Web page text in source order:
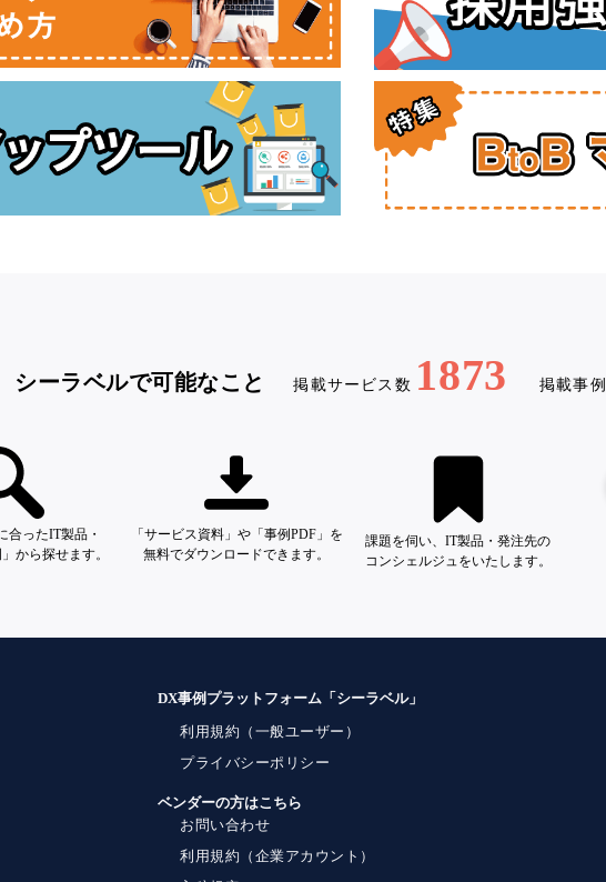
シーラベルで可能なこと 掲載サービス数 1873 掲載事
合ったIT製品・
から探せます。
「サービス資料」や「事例PDF」を
無料でダウンロードできます。
課題を伺い、IT製品・発注先の
コンシェルジュをいたします。
DX事例プラットフォーム「シーラベル」
利用規約（一般ユーザー）
プライバシーポリシー
ベンダーの方はこちら
お問い合わせ
利用規約（企業アカウント）